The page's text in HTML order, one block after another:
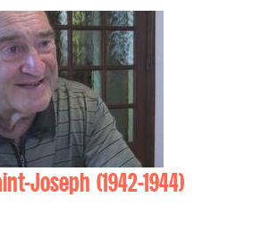
Joseph (1942-1944)